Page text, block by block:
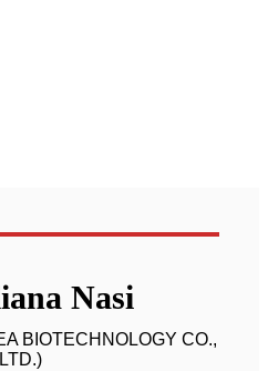
Nasi
BIOTECHNOLOGY CO.,
LTD.)